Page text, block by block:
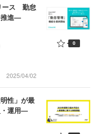
ース 勤怠
推進—
2025/04/02
0
性」が最
・運用—